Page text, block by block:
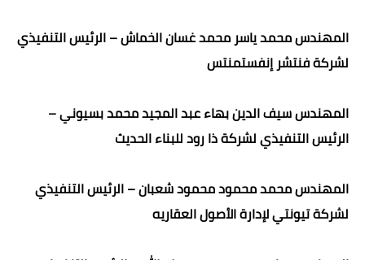
المهندس محمد ياسر محمد غسان الخماش – الرئيس التنفيذي
لشركة فنتشر إنفستمنتس
المهندس سيف الدين بهاء عبد المجيد محمد بسيوني –
الرئيس التنفيذي لشركة ذا رود للبناء الحديث
المهندس محمد محمود محمود شعبان – الرئيس التنفيذي
لشركة تيونتي لإدارة الأصول العقاريه